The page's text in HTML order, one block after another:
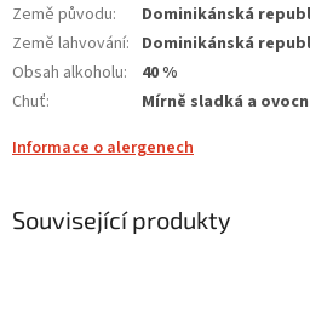
Země původu:
Dominikánská
Země lahvování: Dominikánská
Obsah alkoholu:
40 %
Chuť:
Mírně sladká a
Informace o alergenech
Související produkty